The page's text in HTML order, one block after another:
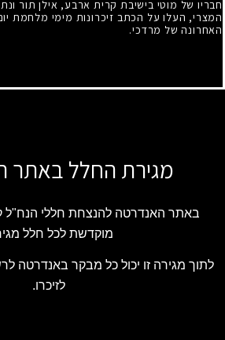
חבריו של מוטי בישיבת קרית ארבע, אילן תור
המצרי, העלו על הכתב זיכרונות מימי מלחמת
האחרונה של מרדכי.
מגירת החלל באתר
באתר האנדרטה להנצחת חללי הנח"ל
מוקדשת לכל חלל
לתוך מגירה זו יכול כל מבקר באנדרטה
לזיכרו.